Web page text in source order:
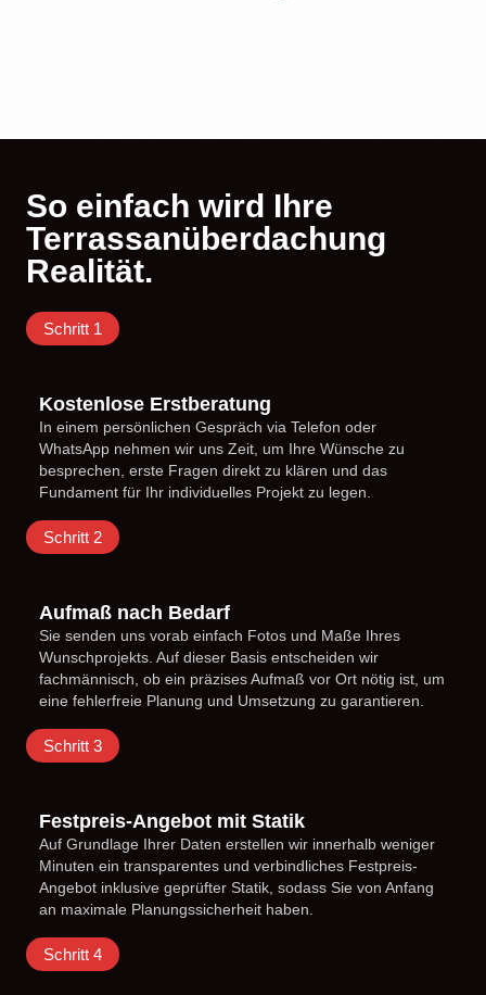
So einfach wird Ihre
Terrassanüberdachung
Realität.
Schritt 1
Kostenlose Erstberatung
In einem persönlichen Gespräch via Telefon oder
WhatsApp nehmen wir uns Zeit, um Ihre Wünsche zu
besprechen, erste Fragen direkt zu klären und das
Fundament für Ihr individuelles Projekt zu legen.
Schritt 2
Aufmaß nach Bedarf
Sie senden uns vorab einfach Fotos und Maße Ihres
Wunschprojekts. Auf dieser Basis entscheiden wir
fachmännisch, ob ein präzises Aufmaß vor Ort nötig ist, um
eine fehlerfreie Planung und Umsetzung zu garantieren.
Schritt 3
Festpreis-Angebot mit Statik
Auf Grundlage Ihrer Daten erstellen wir innerhalb weniger
Minuten ein transparentes und verbindliches Festpreis-
Angebot inklusive geprüfter Statik, sodass Sie von Anfang
an maximale Planungssicherheit haben.
Schritt 4